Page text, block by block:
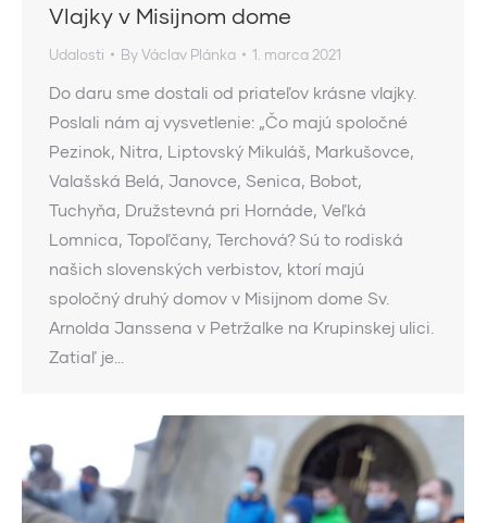
Vlajky v Misijnom dome
Udalosti ByVáclav Plánka 1. marca 2021
Do daru sme dostali od priateľov krásne vlajky.
Poslali nám aj vysvetlenie: „Čo majú spoločné
Pezinok, Nitra, Liptovský Mikuláš, Markušovce,
Valašská Belá, Janovce, Senica, Bobot,
Tuchyňa, Družstevná pri Hornáde, Veľká
Lomnica, Topoľčany, Terchová? Sú to rodiská
našich slovenských verbistov, ktorí majú
spoločný druhý domov v Misijnom dome Sv.
Arnolda Janssena v Petržalke na Krupinskej ulici.
Zatiaľ je…